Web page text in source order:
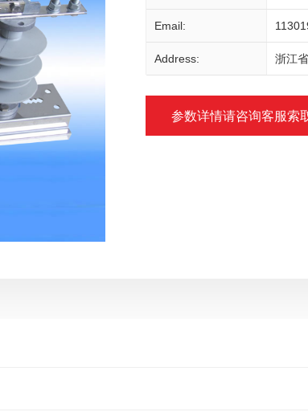
Email:
Address: 浙江
参数详情请咨询客服索